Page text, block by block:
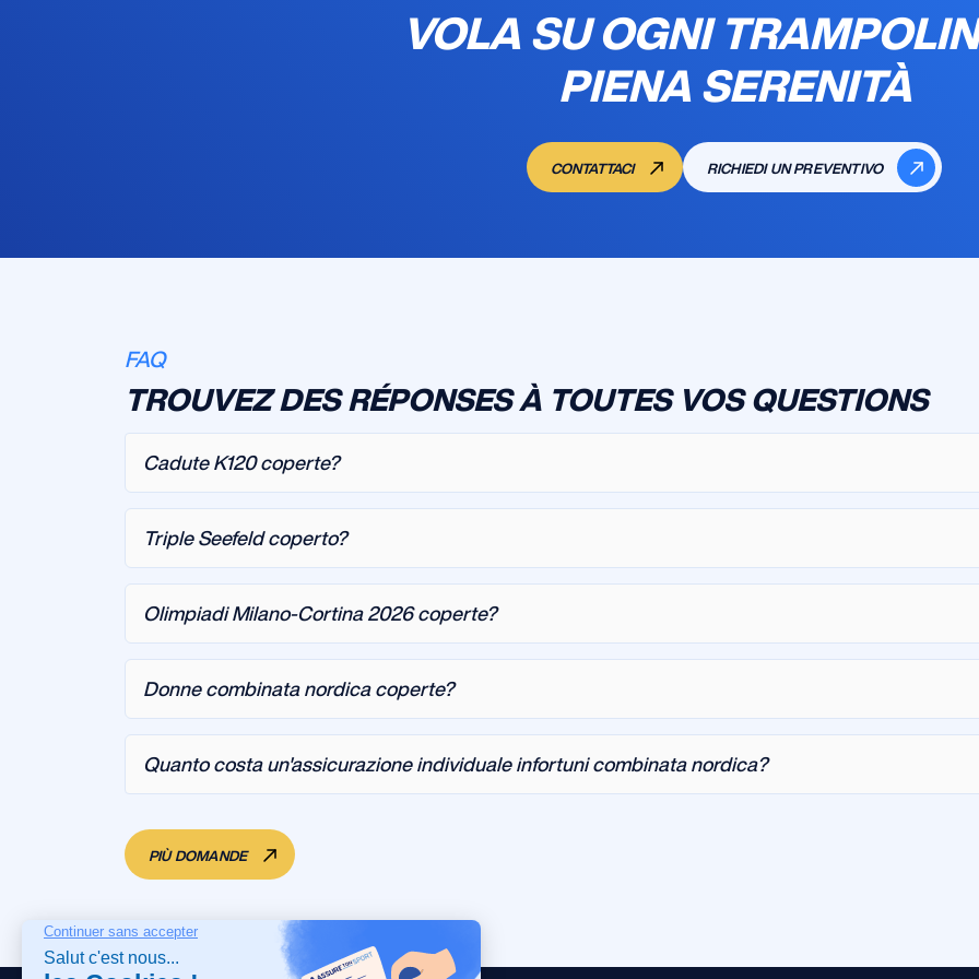
VOLA SU OGNI
PIENA SERENITÀ
CONTATTACI RICHIEDI UN PREVENTIVO
FAQ
TROUVEZ DES RÉPONSES À TOUTES VOS QUESTIONS
Cadute K120 coperte?
Triple Seefeld coperto?
Olimpiadi Milano-Cortina 2026 coperte?
Donne combinata nordica coperte?
Quanto costa un'assicurazione individuale infortuni combinata nordica?
PIÙ DOMANDE